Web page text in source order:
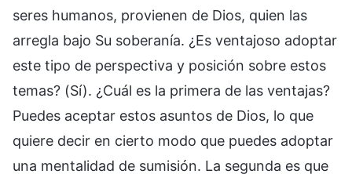
seres humanos, provienen de Dios, quien las
arregla bajo Su soberanía. ¿Es ventajoso adoptar
este tipo de perspectiva y posición sobre estos
temas? (Sí). ¿Cuál es la primera de las ventajas?
Puedes aceptar estos asuntos de Dios, lo que
quiere decir en cierto modo que puedes adoptar
una mentalidad de sumisión. La segunda es que